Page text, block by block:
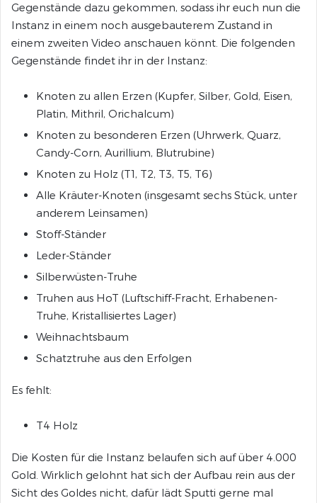
Gegenstände dazu gekommen, sodass ihr euch nun die
Instanz in einem noch ausgebauterem Zustand in
einem zweiten Video anschauen könnt. Die folgenden
Gegenstände findet ihr in der Instanz:
Knoten zu allen Erzen (Kupfer, Silber, Gold, Eisen,
Platin, Mithril, Orichalcum)
Knoten zu besonderen Erzen (Uhrwerk, Quarz,
Candy-Corn, Aurillium, Blutrubine)
Knoten zu Holz (T1, T2, T3, T5, T6)
Alle Kräuter-Knoten (insgesamt sechs Stück, unter
anderem Leinsamen)
Stoff-Ständer
Leder-Ständer
Silberwüsten-Truhe
Truhen aus HoT (Luftschiff-Fracht, Erhabenen-
Truhe, Kristallisiertes Lager)
Weihnachtsbaum
Schatztruhe aus den Erfolgen
Es fehlt:
T4 Holz
Die Kosten für die Instanz belaufen sich auf über 4.000
Gold. Wirklich gelohnt hat sich der Aufbau rein aus der
Sicht des Goldes nicht, dafür lädt Sputti gerne mal